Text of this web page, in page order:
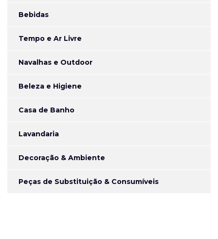
Bebidas
Tempo e Ar Livre
Navalhas e Outdoor
Beleza e Higiene
Casa de Banho
Lavandaria
Decoração & Ambiente
Peças de Substituição & Consumíveis